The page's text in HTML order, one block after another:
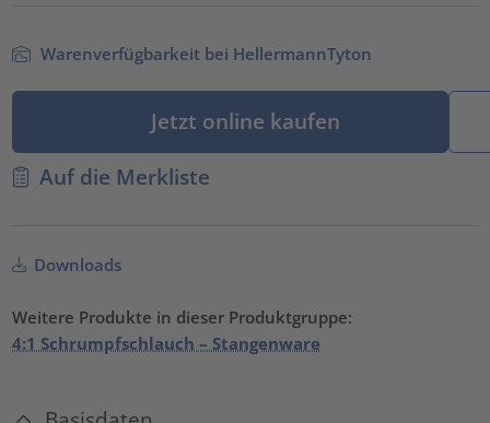
Warenverfügbarkeit bei HellermannTyton
Jetzt online kaufen
Auf die Merkliste
Downloads
Weitere Produkte in dieser Produktgruppe:
4:1 Schrumpfschlauch – Stangenware